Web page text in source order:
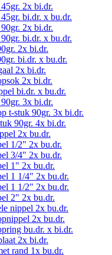
2x bi.dr.
bi.dr. x bu.dr.
2x bi.dr.
bi.dr. x bu.dr.
2x bi.dr.
bi.dr. x bu.dr.
2x bi.dr.
2x bi.dr.
bi.dr. x bu.dr.
3x bi.dr.
t-stuk 90gr. 3x bi.dr.
90gr. 4x bi.dr.
2x bu.dr.
1/2" 2x bu.dr.
3/4" 2x bu.dr.
1" 2x bu.dr.
1 1/4" 2x bu.dr.
1 1/2" 2x bu.dr.
2" 2x bu.dr.
nippel 2x bu.dr.
2x bu.dr.
bu.dr. x bi.dr.
2x bi.dr.
rand 1x bu.dr.